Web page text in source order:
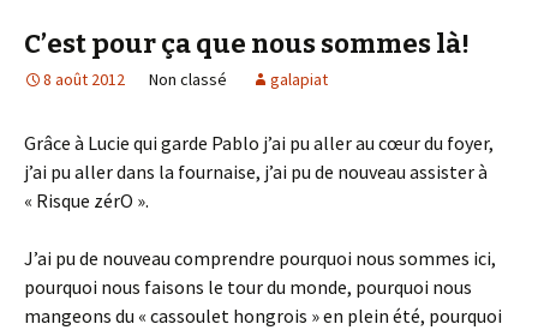
C’est pour ça que nous sommes là!
8 août 2012 Non classé galapiat
Grâce à Lucie qui garde Pablo j’ai pu aller au cœur du foyer,
j’ai pu aller dans la fournaise, j’ai pu de nouveau assister à
« Risque zérO ».
J’ai pu de nouveau comprendre pourquoi nous sommes ici,
pourquoi nous faisons le tour du monde, pourquoi nous
mangeons du « cassoulet hongrois » en plein été, pourquoi